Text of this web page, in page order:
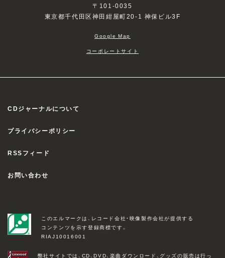
〒101-0035
東京都千代田区神田紺屋町20-1 神保ビル3F
Google Map
コーポレートサイト
CDジャーナルについて
プライバシーポリシー
RSSフィード
お問い合わせ
このエルマークは、レコード会社・映像製作会社が提供する
コンテンツを示す登録商標です。
RIAJ10016001
弊社サイトでは、CD、DVD、楽曲ダウンロード、グッズの販売は行っ